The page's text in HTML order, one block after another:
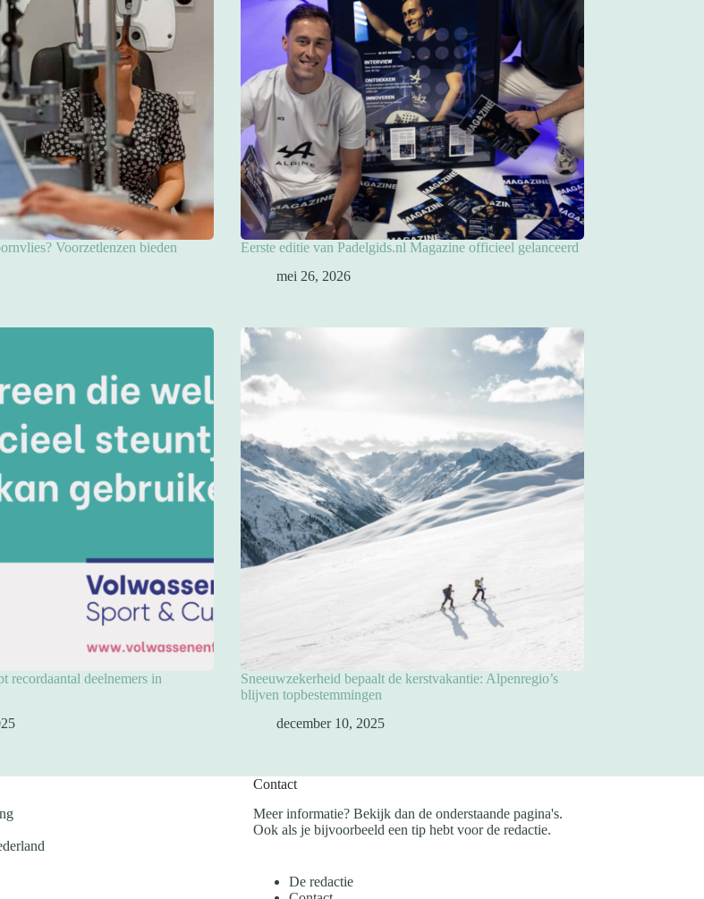
Voorzetlenzen bieden
Eerste editie van Padelgids.nl Magazine officieel gelanceerd
mei 26, 2026
recordaantal deelnemers in
Sneeuwzekerheid bepaalt de kerstvakantie: Alpenregio’s
blijven topbestemmingen
december 10, 2025
Contact
Meer informatie? Bekijk dan de onderstaande pagina's.
Ook als je bijvoorbeeld een tip hebt voor de redactie.
De redactie